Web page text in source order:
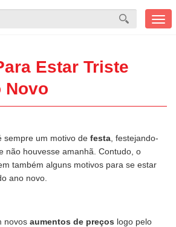
Estar Triste
Novo
sempre um motivo de festa , festejando-
não houvesse amanhã. Contudo, o
também alguns motivos para se estar
ano novo.
novos aumentos de preços logo pelo